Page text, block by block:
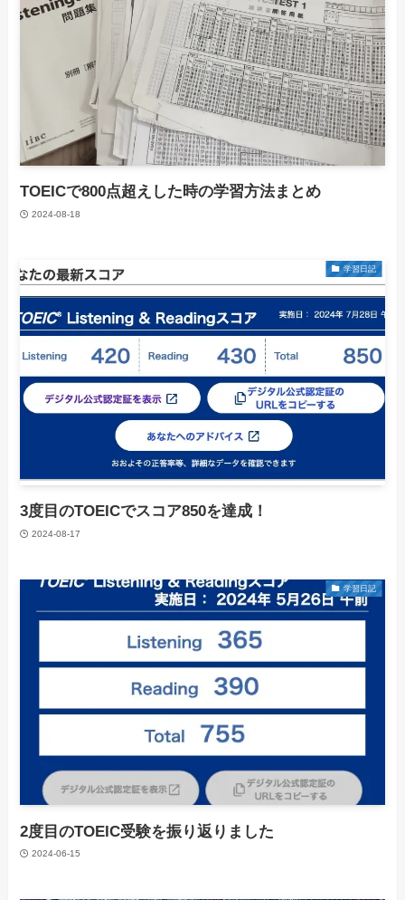
TOEICで800点超えした時の学習方法まとめ
2024-08-18
学習日記
3度目のTOEICでスコア850を達成！
2024-08-17
学習日記
2度目のTOEIC受験を振り返りました
2024-06-15